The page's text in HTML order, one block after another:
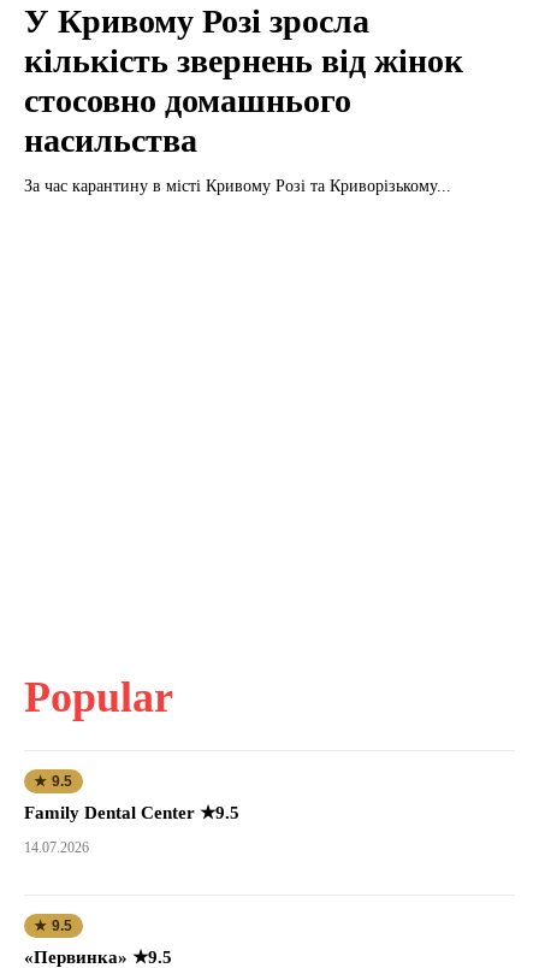
У Кривому Розі зросла
кількість звернень від жінок
стосовно домашнього
насильства
За час карантину в місті Кривому Розі та Криворізькому...
Popular
★ 9.5
Family Dental Center ★9.5
14.07.2026
★ 9.5
«Первинка» ★9.5